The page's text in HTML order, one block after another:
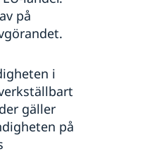
på
i
gäller
på